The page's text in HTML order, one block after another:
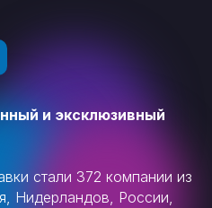
и эксклюзивный
стали 372 компании из
Нидерландов, России,